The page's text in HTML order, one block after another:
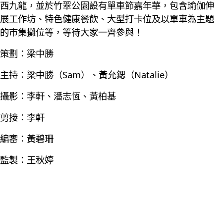
西九龍，並於竹翠公園設有單車節嘉年華，包含瑜伽伸
展工作坊、特色健康餐飲、大型打卡位及以單車為主題
的市集攤位等，等待大家一齊參與！
策劃：梁中勝
主持：梁中勝（Sam）、黃允鍶（Natalie）
攝影：李軒、潘志恆、黃柏基
剪接：李軒
編審：黃碧珊
監製：王秋婷